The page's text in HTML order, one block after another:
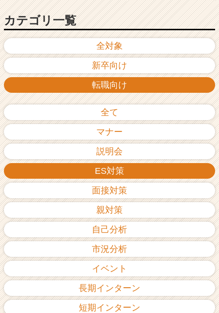
全対象
新卒向け
転職向け
全て
マナー
説明会
ES対策
面接対策
親対策
自己分析
市況分析
イベント
長期インターン
短期インターン
カテゴリ一覧